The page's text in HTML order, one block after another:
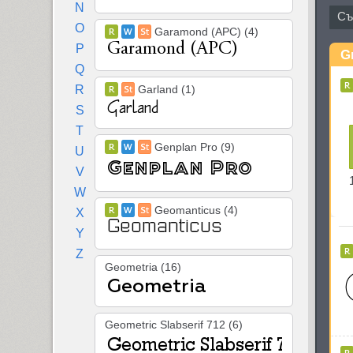
N
O
P
Q
R
S
T
U
V
W
X
Y
Z
Garamond (APC) (4)
Garland (1)
Genplan Pro (9)
Geomanticus (4)
Geometria (16)
Geometric Slabserif 712 (6)
и